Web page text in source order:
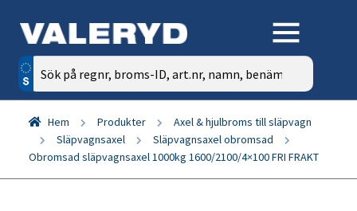
Sök
efter:
Hem Produkter
Axel & hjulbroms till släpvagn
Släpvagnsaxel
Släpvagnsaxel obromsad
Obromsad släpvagnsaxel 1000kg 1600/2100/4×100 FRI FRAKT